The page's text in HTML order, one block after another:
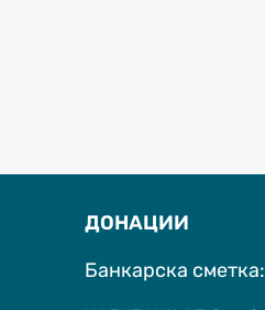
ДОНАЦИИ
Банкарска сметка: